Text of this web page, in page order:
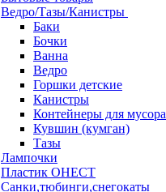
Ведро/Тазы/Канистры
Баки
Бочки
Ванна
Ведро
Горшки детские
Канистры
Контейнеры для мусора
Кувшин (кумган)
Тазы
Лампочки
Пластик ОНЕСТ
Санки,тюбинги,снегокаты